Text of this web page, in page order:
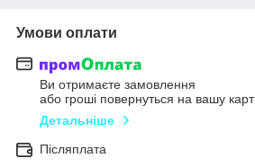
Умови оплати
Ви отримаєте замовлення
або гроші повернуться на вашу
Детальніше
Післяплата